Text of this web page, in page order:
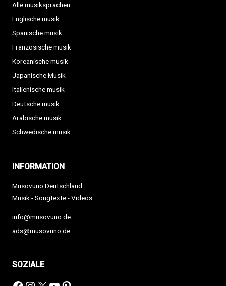
Alle musiksprachen
Englische musik
Spanische musik
Französische musik
Koreanische musik
Japanische Musik
Italienische musik
Deutsche musik
Arabische musik
Schwedische musik
INFORMATION
Musovuno Deutschland
Musik - Songtexte - Videos
info@musovuno.de
ads@musovuno.de
SOZIALE